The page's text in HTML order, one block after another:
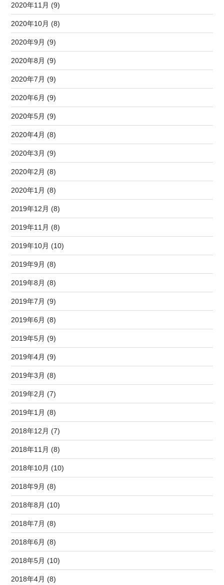
2020年11月 (9)
2020年10月 (8)
2020年9月 (9)
2020年8月 (9)
2020年7月 (9)
2020年6月 (9)
2020年5月 (9)
2020年4月 (8)
2020年3月 (9)
2020年2月 (8)
2020年1月 (8)
2019年12月 (8)
2019年11月 (8)
2019年10月 (10)
2019年9月 (8)
2019年8月 (8)
2019年7月 (9)
2019年6月 (8)
2019年5月 (9)
2019年4月 (9)
2019年3月 (8)
2019年2月 (7)
2019年1月 (8)
2018年12月 (7)
2018年11月 (8)
2018年10月 (10)
2018年9月 (8)
2018年8月 (10)
2018年7月 (8)
2018年6月 (8)
2018年5月 (10)
2018年4月 (8)